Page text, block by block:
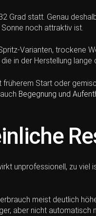
Grad statt. Genau
noch attraktiv ist.
Varianten, trockene
in der Herstellung
Start oder
Begegnung und
unprofessionell, zu
meist deutlich
aber nicht